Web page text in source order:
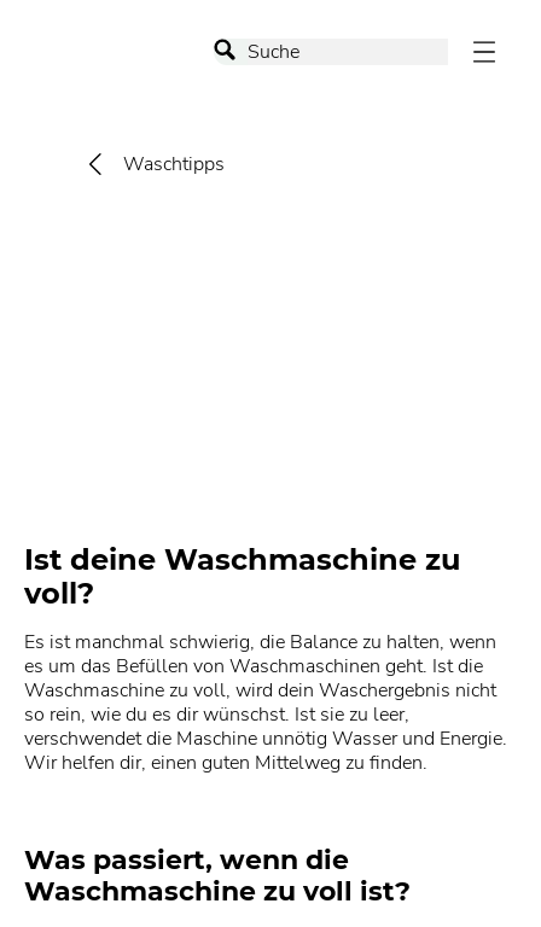
Waschtipps
Ist deine Waschmaschine zu
voll?
Es ist manchmal schwierig, die Balance zu halten, wenn
es um das Befüllen von Waschmaschinen geht. Ist die
Waschmaschine zu voll, wird dein Waschergebnis nicht
so rein, wie du es dir wünschst. Ist sie zu leer,
verschwendet die Maschine unnötig Wasser und Energie.
Wir helfen dir, einen guten Mittelweg zu finden.
Was passiert, wenn die
Waschmaschine zu voll ist?